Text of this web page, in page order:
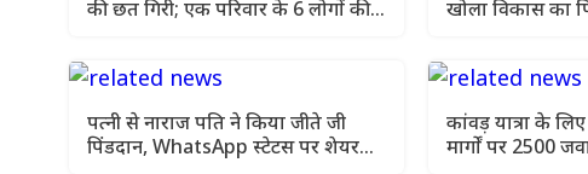
की छत गिरी; एक परिवार के 6 लोगों की
खोला विकास का
पत्नी से नाराज पति ने किया जीते जी
पिंडदान, WhatsApp स्टेटस पर शेयर
कांवड़ यात्रा के
मार्गों पर 2500